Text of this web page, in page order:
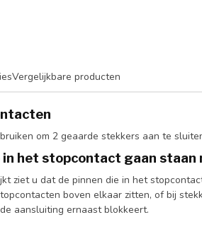
Vergelijkbare producten
om 2 geaarde stekkers aan te
in het stopcontact gaan
ziet u dat de pinnen die in het
boven elkaar zitten, of bij
aansluiting ernaast blokkeert.